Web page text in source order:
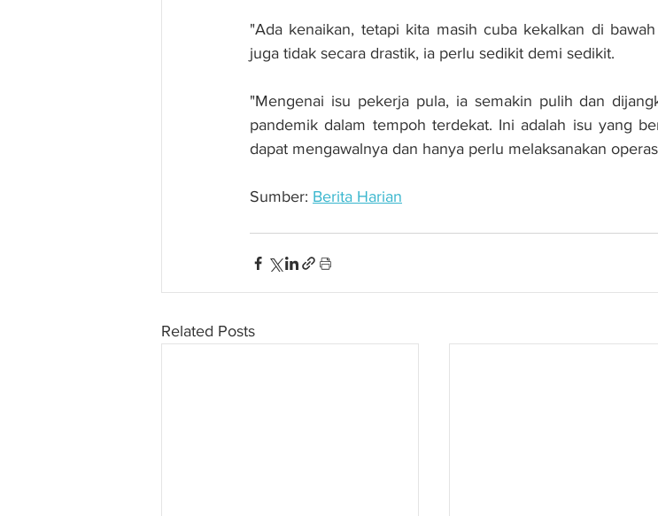
"Ada kenaikan, tetapi kita masih cuba kekalkan di
juga tidak secara drastik, ia perlu sedikit demi sedikit.
"Mengenai isu pekerja pula, ia semakin pulih dan
pandemik dalam tempoh terdekat. Ini adalah isu yang
dapat mengawalnya dan hanya perlu melaksanakan
Sumber: Berita Harian
Related Posts